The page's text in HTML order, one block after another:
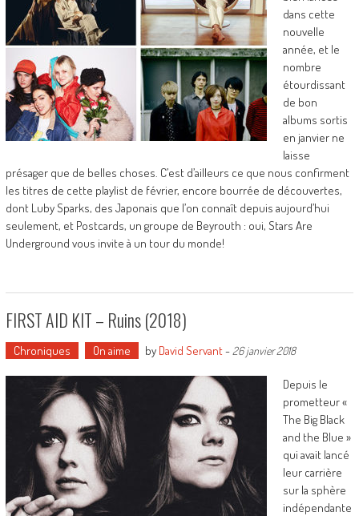
dans cette
nouvelle
année, et le
nombre
étourdissant
de bon
albums sortis
en janvier ne
laisse
présager que de belles choses. C’est d’ailleurs ce que nous confirment
les titres de cette playlist de février, encore bourrée de découvertes,
dont Luby Sparks, des Japonais que l’on connaît depuis aujourd’hui
seulement, et Postcards, un groupe de Beyrouth : oui, Stars Are
Underground vous invite à un tour du monde!
FIRST AID KIT – Ruins (2018)
Chroniques On aime by David Servant- 26 janvier 2018
Depuis le
prometteur «
The Big Black
and the Blue »
qui avait lancé
leur carrière
sur la sphère
indépendante